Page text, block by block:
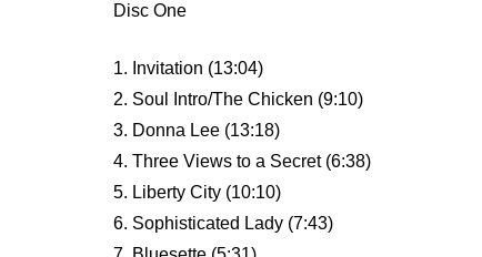
Disc One
1. Invitation (13:04)
2. Soul Intro/The Chicken (9:10)
3. Donna Lee (13:18)
4. Three Views to a Secret (6:38)
5. Liberty City (10:10)
6. Sophisticated Lady (7:43)